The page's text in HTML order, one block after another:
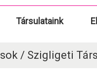
Társulataink
/ Szigligeti